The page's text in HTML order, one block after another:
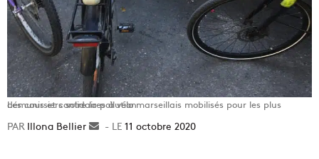
Les coursiers solidaires à vélo marseillais mobilisés pour les plus démunis et contre la pollution
Illona Bellier
Envoyer11 octobre 2020